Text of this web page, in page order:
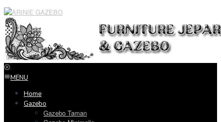
Loncat
ke
konten
MENU
Home
Gazebo
Gazebo Taman